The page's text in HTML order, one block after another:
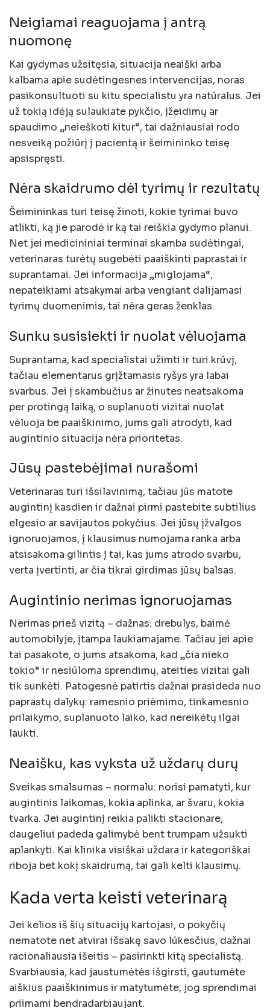
Neigiamai reaguojama į antrą
nuomonę
Kai gydymas užsitęsia, situacija neaiški arba
kalbama apie sudėtingesnes intervencijas, noras
pasikonsultuoti su kitu specialistu yra natūralus. Jei
už tokią idėją sulaukiate pykčio, įžeidimų ar
spaudimo „neieškoti kitur“, tai dažniausiai rodo
nesveiką požiūrį į pacientą ir šeimininko teisę
apsispręsti.
Nėra skaidrumo dėl tyrimų ir rezultatų
Šeimininkas turi teisę žinoti, kokie tyrimai buvo
atlikti, ką jie parodė ir ką tai reiškia gydymo planui.
Net jei medicininiai terminai skamba sudėtingai,
veterinaras turėtų sugebėti paaiškinti paprastai ir
suprantamai. Jei informacija „miglojama“,
nepateikiami atsakymai arba vengiant dalijamasi
tyrimų duomenimis, tai nėra geras ženklas.
Sunku susisiekti ir nuolat vėluojama
Suprantama, kad specialistai užimti ir turi krūvį,
tačiau elementarus grįžtamasis ryšys yra labai
svarbus. Jei į skambučius ar žinutes neatsakoma
per protingą laiką, o suplanuoti vizitai nuolat
vėluoja be paaiškinimo, jums gali atrodyti, kad
augintinio situacija nėra prioritetas.
Jūsų pastebėjimai nurašomi
Veterinaras turi išsilavinimą, tačiau jūs matote
augintinį kasdien ir dažnai pirmi pastebite subtilius
elgesio ar savijautos pokyčius. Jei jūsų įžvalgos
ignoruojamos, į klausimus numojama ranka arba
atsisakoma gilintis į tai, kas jums atrodo svarbu,
verta įvertinti, ar čia tikrai girdimas jūsų balsas.
Augintinio nerimas ignoruojamas
Nerimas prieš vizitą – dažnas: drebulys, baimė
automobilyje, įtampa laukiamajame. Tačiau jei apie
tai pasakote, o jums atsakoma, kad „čia nieko
tokio“ ir nesiūloma sprendimų, ateities vizitai gali
tik sunkėti. Patogesnė patirtis dažnai prasideda nuo
paprastų dalykų: ramesnio priėmimo, tinkamesnio
prilaikymo, suplanuoto laiko, kad nereikėtų ilgai
laukti.
Neaišku, kas vyksta už uždarų durų
Sveikas smalsumas – normalu: norisi pamatyti, kur
augintinis laikomas, kokia aplinka, ar švaru, kokia
tvarka. Jei augintinį reikia palikti stacionare,
daugeliui padeda galimybė bent trumpam užsukti
aplankyti. Kai klinika visiškai uždara ir kategoriškai
riboja bet kokį skaidrumą, tai gali kelti klausimų.
Kada verta keisti veterinarą
Jei kelios iš šių situacijų kartojasi, o pokyčių
nematote net atvirai išsakę savo lūkesčius, dažnai
racionaliausia išeitis – pasirinkti kitą specialistą.
Svarbiausia, kad jaustumėtės išgirsti, gautumėte
aiškius paaiškinimus ir matytumėte, jog sprendimai
priimami bendradarbiaujant.